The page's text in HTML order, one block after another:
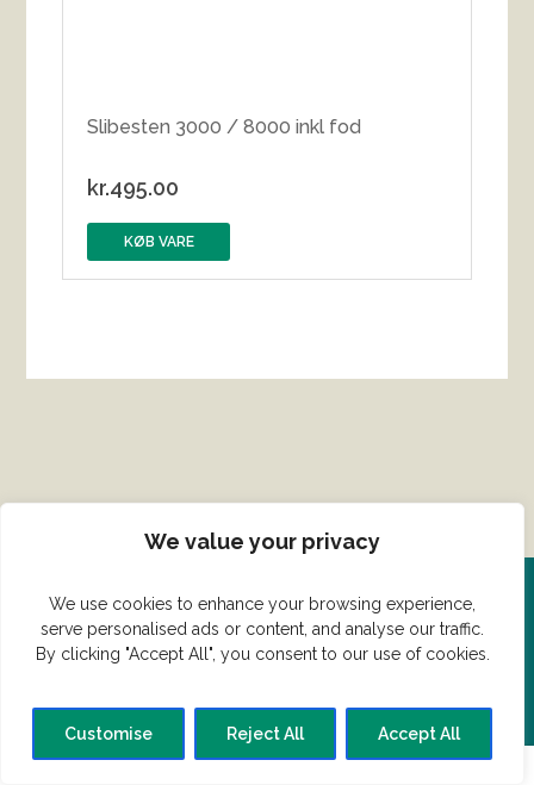
We value your privacy
We use cookies to enhance your browsing experience,
serve personalised ads or content, and analyse our traffic.
By clicking "Accept All", you consent to our use of cookies.
Customise Reject All Accept All
Slibesten 3000 / 8000 inkl fod
kr.495.00
KØB VARE
Del din ret her!